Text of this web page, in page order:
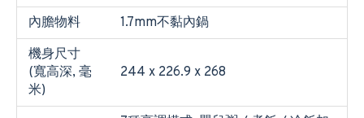
內膽物料
1.7mm不黏內鍋
機身尺寸
(寬高深, 毫
米)
244 x 226.9 x 268